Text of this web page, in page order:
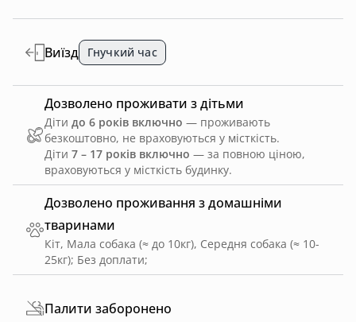
Дозволено проживання з домашніми
тваринами
Кіт, Мала собака (≈ до 10кг), Середня собака (≈ 10-
25кг); Без доплати;
Виїзд Гнучкий час
Дозволено проживати з дітьми
Діти до 6 років включно — проживають
безкоштовно, не враховуються у місткість.
Діти 7 – 17 років включно — за повною ціною,
враховуються у місткість будинку.
Палити заборонено